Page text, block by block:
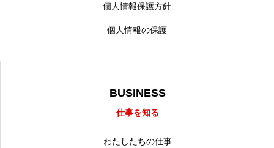
個人情報保護方針
個人情報の保護
BUSINESS
仕事を知る
わたしたちの仕事